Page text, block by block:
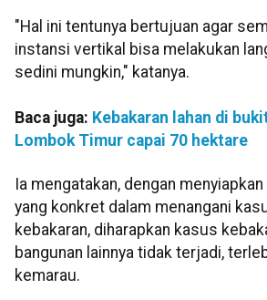
"Hal ini tentunya bertujuan agar
instansi vertikal bisa melakukan
sedini mungkin," katanya.
Baca juga: Kebakaran lahan di
Lombok Timur capai 70 hektare
Ia mengatakan, dengan
yang konkret dalam menangani
kebakaran, diharapkan kasus
bangunan lainnya tidak terjadi,
kemarau.